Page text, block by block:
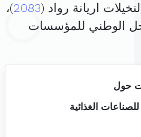
2083)،
الوطني للمؤسسات
حول
الغذائية